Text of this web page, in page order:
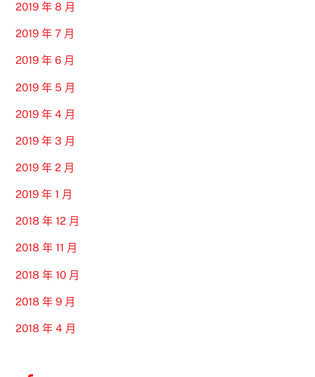
2019 年 8 月
2019 年 7 月
2019 年 6 月
2019 年 5 月
2019 年 4 月
2019 年 3 月
2019 年 2 月
2019 年 1 月
2018 年 12 月
2018 年 11 月
2018 年 10 月
2018 年 9 月
2018 年 4 月